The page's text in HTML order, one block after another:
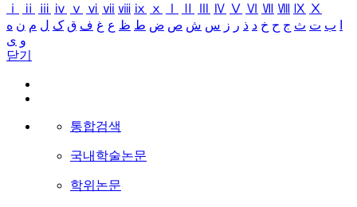
ⅰ
ⅱ ⅲ ⅳ ⅴ ⅵ ⅶ ⅷ ⅸ ⅹ Ⅳ Ⅴ Ⅵ Ⅶ Ⅷ Ⅸ Ⅹ
ب ت ث ج ح خ د ذ ر ز س ش ص ض ط ظ ع غ ف ق ک ل م ن ه
و ی
닫기
통합검색
국내학술논문
학위논문